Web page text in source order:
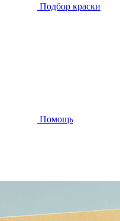
Подбор краски
Помощь